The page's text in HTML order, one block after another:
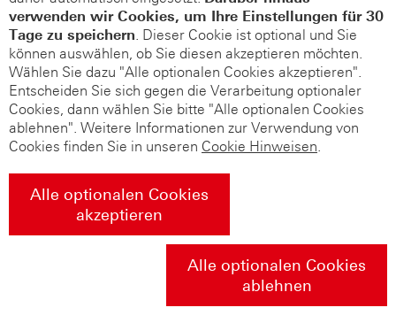
verwenden wir Cookies, um Ihre Einstellungen für 30
Tage zu speichern. Dieser Cookie ist optional und Sie
können auswählen, ob Sie diesen akzeptieren möchten.
Wählen Sie dazu "Alle optionalen Cookies akzeptieren".
Entscheiden Sie sich gegen die Verarbeitung optionaler
Cookies, dann wählen Sie bitte "Alle optionalen Cookies
ablehnen". Weitere Informationen zur Verwendung von
Cookies finden Sie in unseren Cookie Hinweisen.
Alle optionalen Cookies
akzeptieren
Alle optionalen Cookies
ablehnen